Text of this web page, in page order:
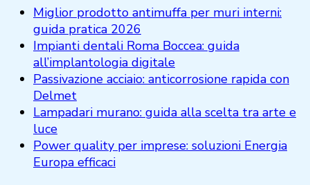
Miglior prodotto antimuffa per muri interni:
guida pratica 2026
Impianti dentali Roma Boccea: guida
all’implantologia digitale
Passivazione acciaio: anticorrosione rapida con
Delmet
Lampadari murano: guida alla scelta tra arte e
luce
Power quality per imprese: soluzioni Energia
Europa efficaci